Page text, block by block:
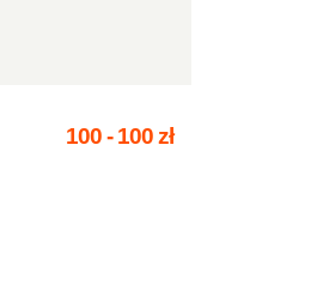
100-100zł